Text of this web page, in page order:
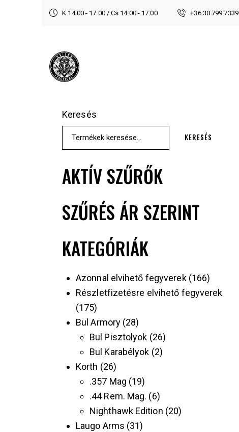
K 14:00 - 17:00 / Cs 14:00 - 17:00 +36 30 799 7339
Keresés
KERESÉS
AKTÍV SZŰRŐK
SZŰRÉS ÁR SZERINT
KATEGÓRIÁK
Azonnal elvihető fegyverek 166
Részletfizetésre elvihető fegyverek
175
Bul Armory 28
Bul Pisztolyok 26
Bul Karabélyok 2
Korth 26
.357 Mag 19
.44 Rem. Mag.
6
Nighthawk Edition 20
Laugo Arms 31